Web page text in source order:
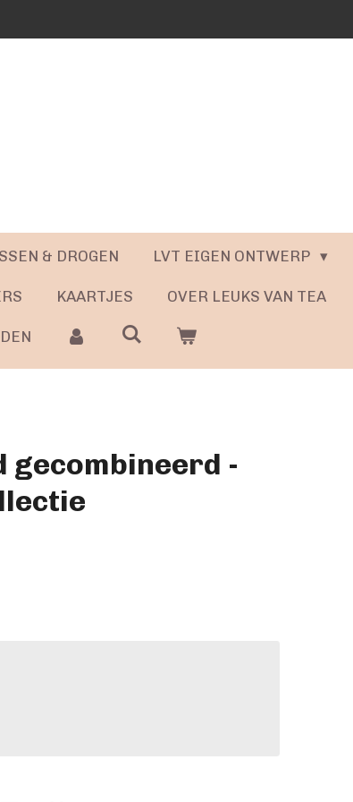
& DROGEN LVT EIGEN ONTWERP
KAARTJES OVER LEUKS VAN TEA
gecombineerd -